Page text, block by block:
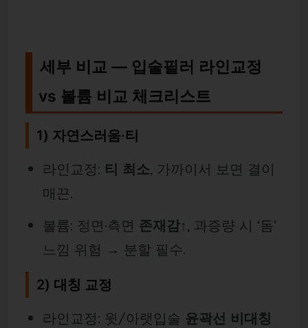
세부 비교 — 입술필러 라인교정
vs 볼륨 비교 체크리스트
1) 자연스러움·티
라인교정: 티 최소 , 가까이서 보면 결이
매끈.
볼륨: 정면·측면 존재감↑ , 과증량 시 ‘돔’
느낌 위험 → 분할 필수.
2) 대칭 교정
라인교정: 윗/아랫입술 윤곽선 비대칭